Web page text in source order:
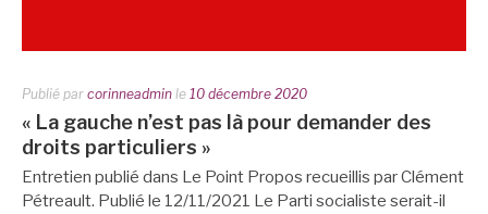
Publié par corinneadmin le 10 décembre 2020
« La gauche n’est pas là pour demander des
droits particuliers »
Entretien publié dans Le Point Propos recueillis par Clément
Pétreault. Publié le 12/11/2021 Le Parti socialiste serait-il